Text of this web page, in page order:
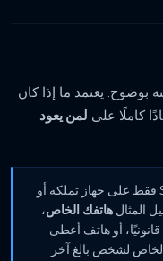
يعتمد ما إذا كان
كاملًا على لمن يعود
ثبّت SpyHuman فقط على جهاز تملكه أو
المثال هاتفك الخاص،
أو هاتف أعطى
الخاص لشخص بالغ آخر